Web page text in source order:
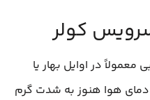
کولر
در اوایل بهار یا
دمای هوا هنوز به شدت گرم